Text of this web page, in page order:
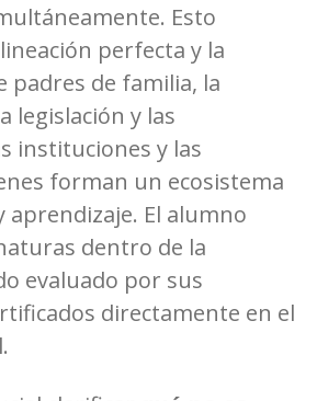
Esto
perfecta y la
padres de familia, la
legislación y las
instituciones y las
forman un ecosistema
aprendizaje. El alumno
dentro de la
evaluado por sus
directamente en el